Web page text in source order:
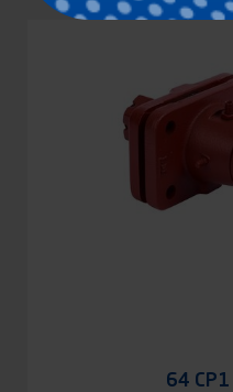
64 CP1